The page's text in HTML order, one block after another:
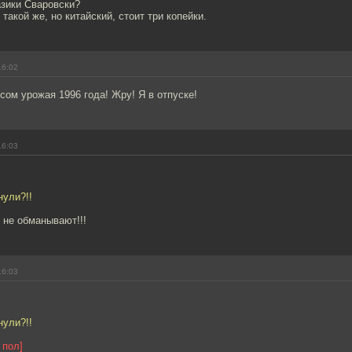
Сваровски?
же, но китайский, стоит три копейки.
урожая 1996 года! Жру! Я в отпуске!
не обманывают!!!